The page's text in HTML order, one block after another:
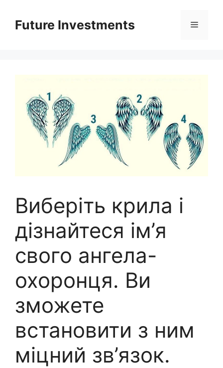
вмістуFuture Investments Меню
Виберіть крила і
дізнайтеся ім’я
свого ангела-
охоронця. Ви
зможете
встановити з ним
міцний зв’язок.